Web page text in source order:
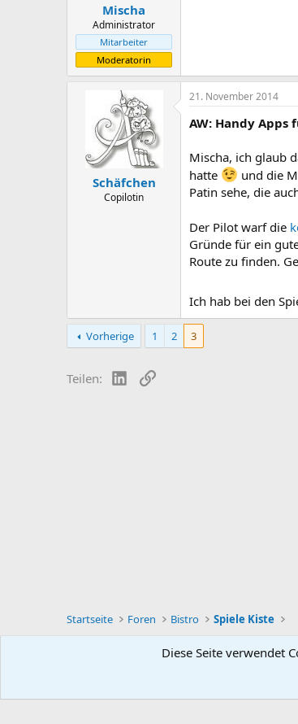
Mischa
Administrator
Mitarbeiter
Moderatorin
Schäfchen
Copilotin
21. November 2014
AW: Handy Apps
Mischa, ich glaub
hatte
und die
Patin sehe, die
Der Pilot warf die
Gründe für ein
Route zu finden.
Ich hab bei den
Vorherige 1 2 3
Teilen: LinkedIn
Link
Startseite Foren Bistro Spiele Kiste
Deutsch [Du]Diese Seite verwendet